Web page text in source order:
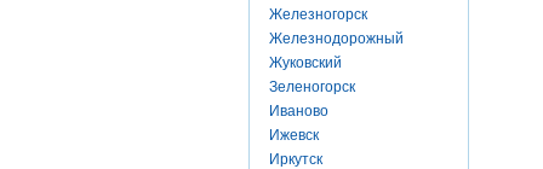
Железногорск
Железнодорожный
Жуковский
Зеленогорск
Иваново
Ижевск
Иркутск